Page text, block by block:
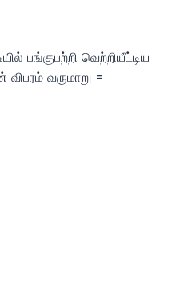
பங்குபற்றி வெற்றியீட்டிய
வருமாறு =